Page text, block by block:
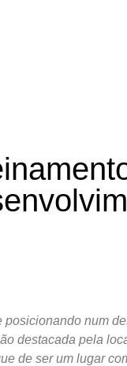
posicionando num
destacada pela
de ser um lugar